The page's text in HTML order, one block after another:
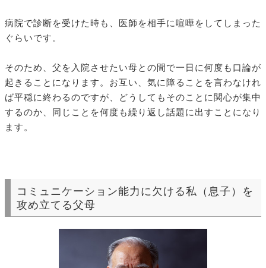
病院で診断を受けた時も、医師を相手に喧嘩をしてしまった
ぐらいです。
そのため、父を入院させたい母との間で一日に何度も口論が
起きることになります。お互い、気に障ることを言わなけれ
ば平穏に終わるのですが、どうしてもそのことに関心が集中
するのか、同じことを何度も繰り返し話題に出すことになり
ます。
コミュニケーション能力に欠ける私（息子）を
攻め立てる父母